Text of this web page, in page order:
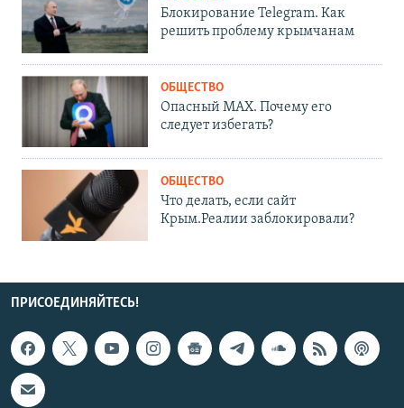
Блокирование Telegram. Как
решить проблему крымчанам
ОБЩЕСТВО
Опасный MAX. Почему его
следует избегать?
ОБЩЕСТВО
Что делать, если сайт
Крым.Реалии заблокировали?
ПРИСОЕДИНЯЙТЕСЬ!